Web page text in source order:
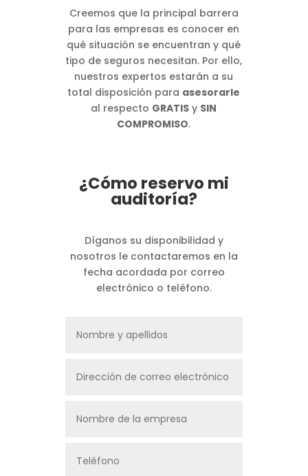
Creemos que la principal barrera
para las empresas es conocer en
qué situación se encuentran y qué
tipo de seguros necesitan. Por ello,
nuestros expertos estarán a su
total disposición para asesorarle
al respecto GRATIS y SIN
COMPROMISO.
¿Cómo reservo mi
auditoría?
Díganos su disponibilidad y
nosotros le contactaremos en la
fecha acordada por correo
electrónico o teléfono.